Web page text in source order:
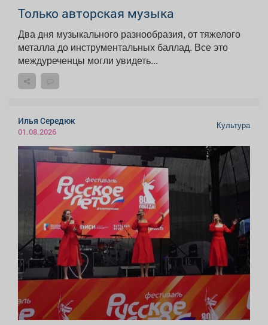
Только авторская музыка
Два дня музыкального разнообразия, от тяжелого
металла до инструментальных баллад. Все это
междуреченцы могли увидеть...
Илья Середюк
01.08.2026
Культура